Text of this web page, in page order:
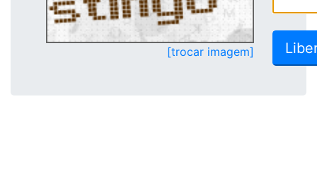
[trocar imagem]